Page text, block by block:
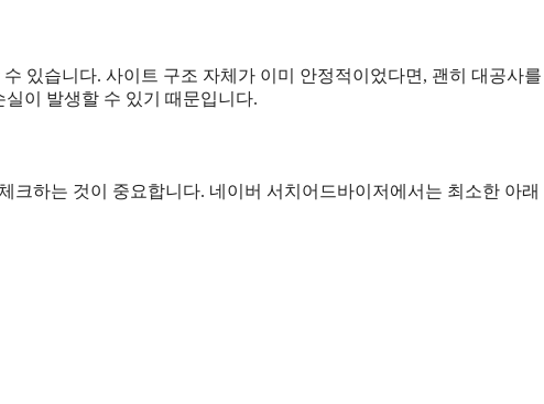
있습니다. 사이트 구조 자체가 이미 안정적이었다면, 괜히 대공사
이 발생할 수 있기 때문입니다.
크하는 것이 중요합니다. 네이버 서치어드바이저에서는 최소한 아래